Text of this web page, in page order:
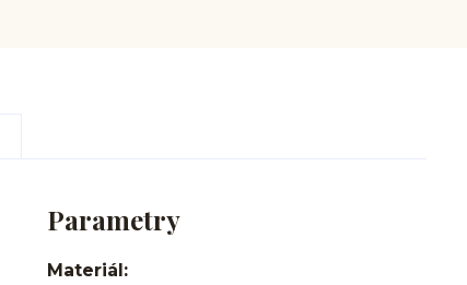
Parametry
Materiál